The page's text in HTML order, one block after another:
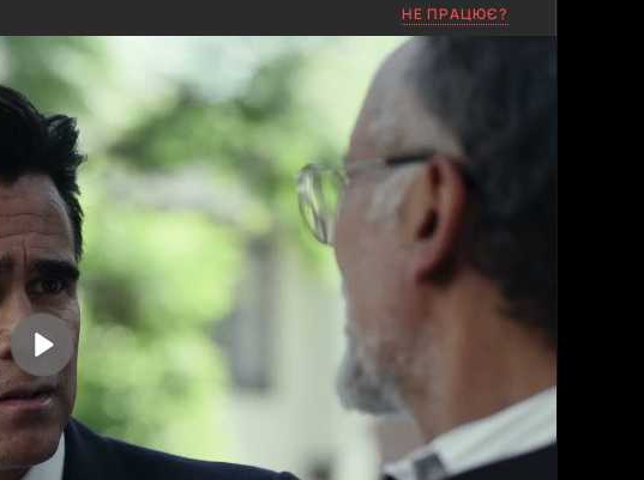
НЕ ПРАЦЮЄ?